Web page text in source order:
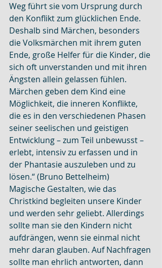
Weg führt sie vom Ursprung durch
den Konflikt zum glücklichen Ende.
Deshalb sind Märchen, besonders
die Volksmärchen mit ihrem guten
Ende, große Helfer für die Kinder, die
sich oft unverstanden und mit ihren
Ängsten allein gelassen fühlen.
Märchen geben dem Kind eine
Möglichkeit, die inneren Konflikte,
die es in den verschiedenen Phasen
seiner seelischen und geistigen
Entwicklung – zum Teil unbewusst –
erlebt, intensiv zu erfassen und in
der Phantasie auszuleben und zu
lösen.“ (Bruno Bettelheim)
Magische Gestalten, wie das
Christkind begleiten unsere Kinder
und werden sehr geliebt. Allerdings
sollte man sie den Kindern nicht
aufdrängen, wenn sie einmal nicht
mehr daran glauben. Auf Nachfragen
sollte man ehrlich antworten, dann